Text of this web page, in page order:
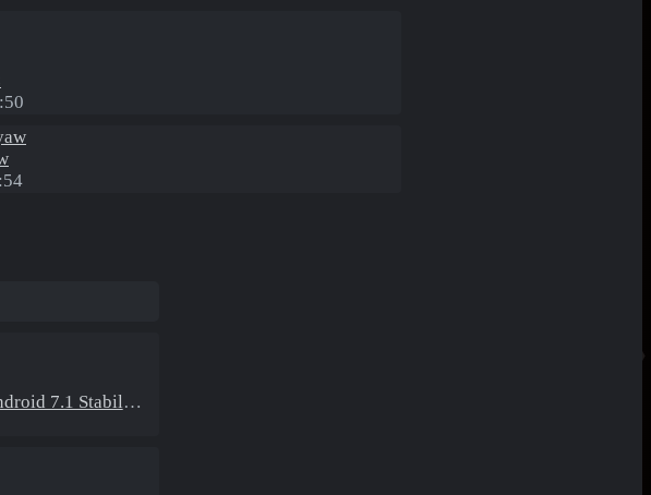
Eba Destekli Yazılım